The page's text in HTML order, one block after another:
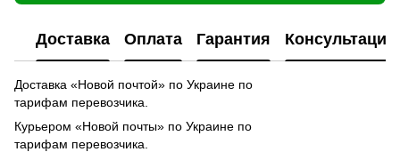
Доставка Оплата Гарантия Консультация
Доставка «Новой почтой» по Украине по
тарифам перевозчика.
Курьером «Новой почты» по Украине по
тарифам перевозчика.